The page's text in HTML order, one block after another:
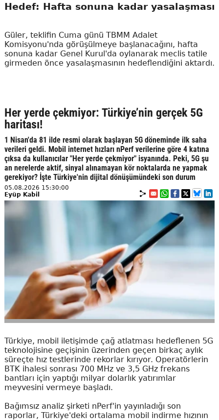
Hedef: Hafta sonuna kadar yasalaşması
Güler, teklifin Cuma günü TBMM Adalet
Komisyonu'nda görüşülmeye başlanacağını, hafta
sonuna kadar Genel Kurul'da oylanarak meclis tatile
girmeden önce yasalaşmasının hedeflendiğini aktardı.
Her yerde çekmiyor: Türkiye’nin gerçek 5G
haritası!
1 Nisan'da 81 ilde resmi olarak başlayan 5G döneminde ilk saha
verileri geldi. Mobil internet hızları nPerf verilerine göre 4 katına
çıksa da kullanıcılar "Her yerde çekmiyor" isyanında. Peki, 5G şu
an nerelerde aktif, sinyal alınamayan kör noktalarda ne yapmak
gerekiyor? İşte Türkiye'nin dijital dönüşümündeki son durum
05.08.2026 15:30:00
Eyüp Kabil
Türkiye, mobil iletişimde çağ atlatması hedeflenen 5G
teknolojisine geçişinin üzerinden geçen birkaç aylık
süreçte hız testlerinde rekorlar kırıyor. Operatörlerin
BTK ihalesi sonrası 700 MHz ve 3,5 GHz frekans
bantları için yaptığı milyar dolarlık yatırımlar
meyvesini vermeye başladı.
Bağımsız analiz şirketi nPerf'in yayınladığı son
raporlar, Türkiye'deki ortalama mobil indirme hızının